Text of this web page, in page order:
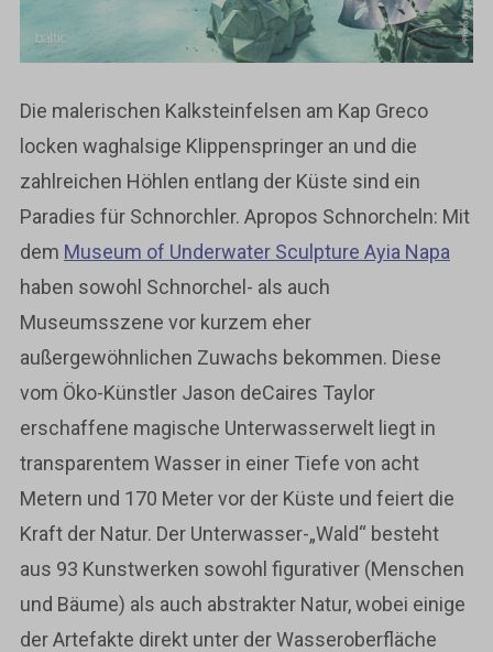
Die malerischen Kalksteinfelsen am Kap Greco
locken waghalsige Klippenspringer an und die
zahlreichen Höhlen entlang der Küste sind ein
Paradies für Schnorchler. Apropos Schnorcheln: Mit
dem Museum of Underwater Sculpture Ayia Napa
haben sowohl Schnorchel- als auch
Museumsszene vor kurzem eher
außergewöhnlichen Zuwachs bekommen. Diese
vom Öko-Künstler Jason deCaires Taylor
erschaffene magische Unterwasserwelt liegt in
transparentem Wasser in einer Tiefe von acht
Metern und 170 Meter vor der Küste und feiert die
Kraft der Natur. Der Unterwasser-„Wald“ besteht
aus 93 Kunstwerken sowohl figurativer (Menschen
und Bäume) als auch abstrakter Natur, wobei einige
der Artefakte direkt unter der Wasseroberfläche